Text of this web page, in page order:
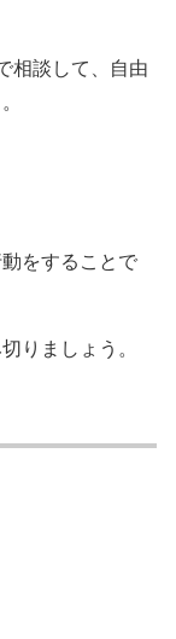
相談して、自由
をすることで
りましょう。